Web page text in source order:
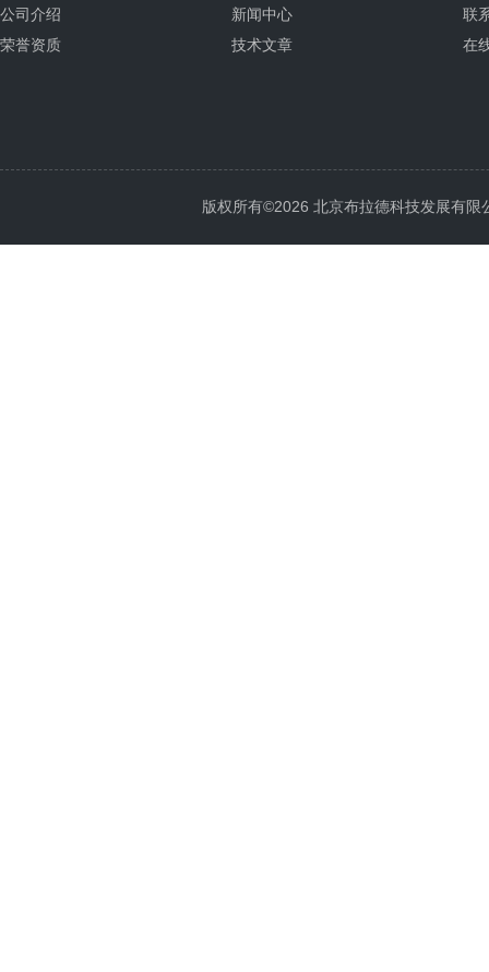
公司介绍
荣誉资质
新闻中心
技术文章
联
在
版权所有©2026 北京布拉德科技发展有